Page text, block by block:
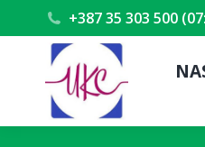
+387 35 303 500